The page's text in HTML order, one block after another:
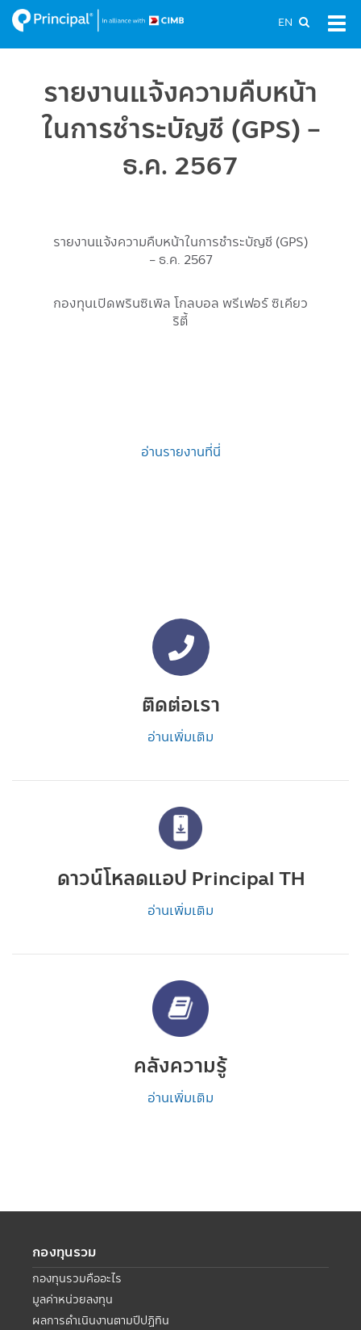
Skip
to
main
EN
รายงานแจ้งความคืบหน้า
ในการชำระบัญชี (GPS) -
ธ.ค. 2567
รายงานแจ้งความคืบหน้าในการชำระบัญชี (GPS)
- ธ.ค. 2567
กองทุนเปิดพรินซิเพิล โกลบอล พรีเฟอร์ ซิเคียว
ริตี้
อ่านรายงานที่นี่
ติดต่อเรา
อ่านเพิ่มเติม
ดาวน์โหลดแอป Principal TH
อ่านเพิ่มเติม
คลังความรู้
อ่านเพิ่มเติม
กองทุนรวม
กองทุนรวมคืออะไร
มูลค่าหน่วยลงทุน
ผลการดำเนินงานตามปีปฏิทิน